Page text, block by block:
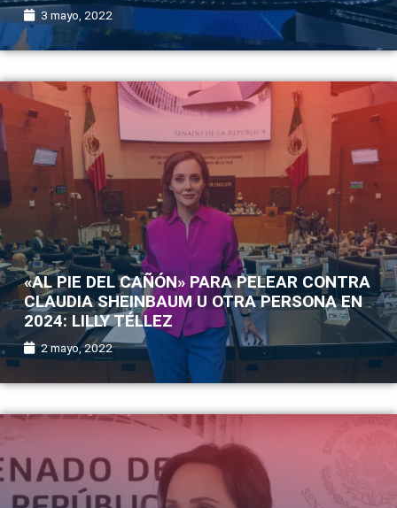
3 mayo, 2022
«AL PIE DEL CAÑÓN» PARA PELEAR CONTRA
CLAUDIA SHEINBAUM U OTRA PERSONA EN
2024: LILLY TÉLLEZ
2 mayo, 2022